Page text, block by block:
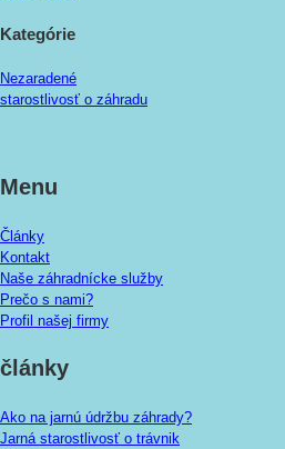
Kategórie
Nezaradené
starostlivosť o záhradu
Menu
Články
Kontakt
Naše záhradnícke služby
Prečo s nami?
Profil našej firmy
články
Ako na jarnú údržbu záhrady?
Jarná starostlivosť o trávnik